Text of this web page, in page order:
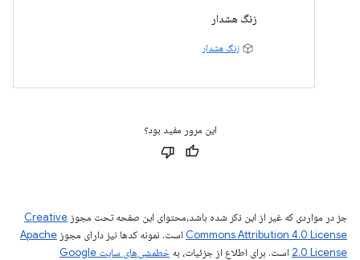
زنگ هشدار
زنگ هشدار
این مرور مفید بود؟
جز در مواردی که غیر از این ذکر شده باشد،‌محتوای این صفحه تحت مجوز Creative
Commons Attribution 4.0 License است. نمونه کدها نیز دارای مجوز Apache
2.0 License است. برای اطلاع از جزئیات، به
خطمشی‌های سایت Google